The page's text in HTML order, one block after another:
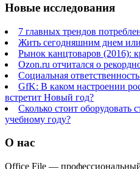
Новые исследования
7 главных трендов
Жить сегодняшним днем
Рынок канцтоваров (2016):
Ozon.ru отчитался о
Социальная
GfK: В каком настроении
встретит Новый год?
Сколько стоит оборудовать
учебному году?
О нас
Office File —